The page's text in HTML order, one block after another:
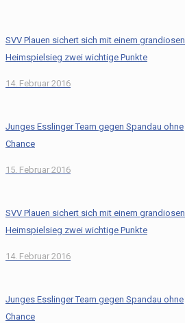
SVV Plauen sichert sich mit einem grandiosen
Heimspielsieg zwei wichtige Punkte
14. Februar 2016
Junges Esslinger Team gegen Spandau ohne
Chance
15. Februar 2016
SVV Plauen sichert sich mit einem grandiosen
Heimspielsieg zwei wichtige Punkte
14. Februar 2016
Junges Esslinger Team gegen Spandau ohne
Chance